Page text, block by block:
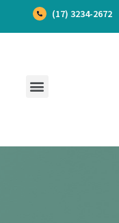
(17) 3234-2672